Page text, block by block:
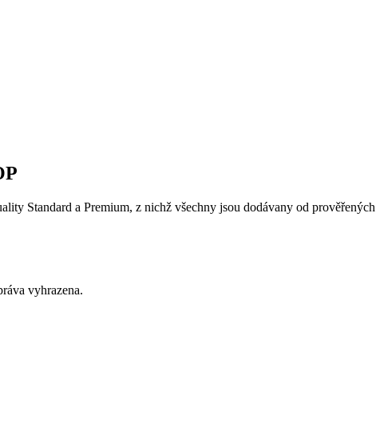
Standard a Premium, z nichž všechny jsou dodávany od
vyhrazena.